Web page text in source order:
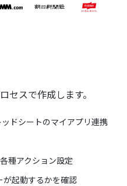
セスで作成します。
ドシートのマイアプリ連携
種アクション設定
が起動するかを確認